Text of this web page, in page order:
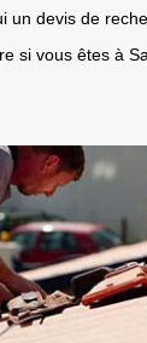
un devis de
si vous êtes à